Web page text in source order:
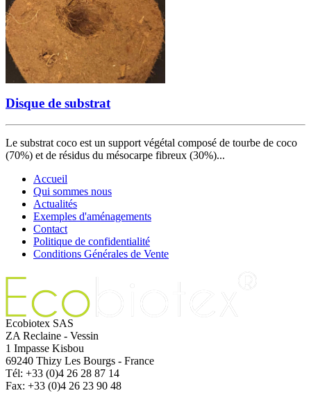
Disque de substrat
Le substrat coco est un support végétal composé de tourbe de coco
(70%) et de résidus du mésocarpe fibreux (30%)...
Accueil
Qui sommes nous
Actualités
Exemples d'aménagements
Contact
Politique de confidentialité
Conditions Générales de Vente
Ecobiotex SAS
ZA Reclaine - Vessin
1 Impasse Kisbou
69240 Thizy Les Bourgs - France
Tél: +33 (0)4 26 28 87 14
Fax: +33 (0)4 26 23 90 48